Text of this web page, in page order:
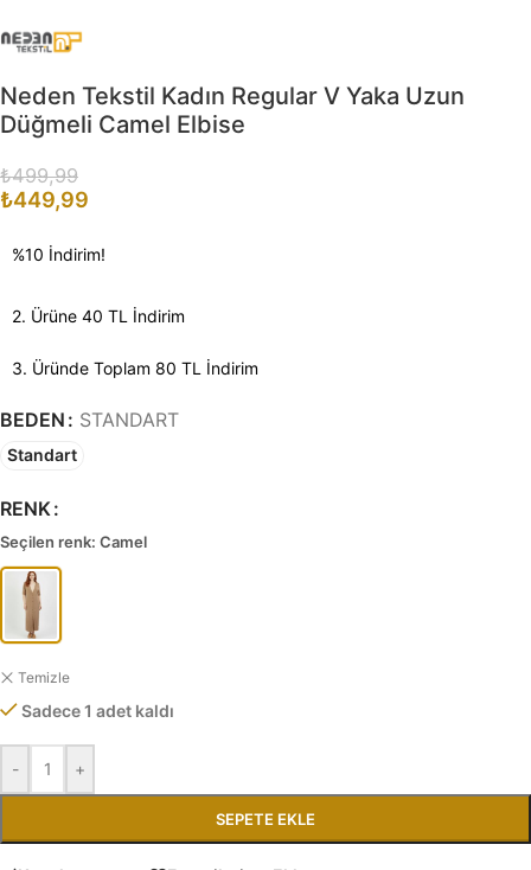
Neden Tekstil Kadın Regular V Yaka Uzun
Düğmeli Camel Elbise
₺499,99
₺449,99
%10 İndirim!
2. Ürüne 40 TL İndirim
3. Üründe Toplam 80 TL İndirim
BEDEN STANDART
Standart
RENK
Seçilen renk: Camel
Temizle
Sadece 1 adet kaldı
- +
SEPETE EKLE